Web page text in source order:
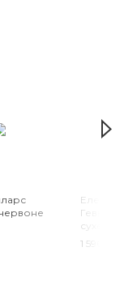
Елена
сухе,
1 590 грн